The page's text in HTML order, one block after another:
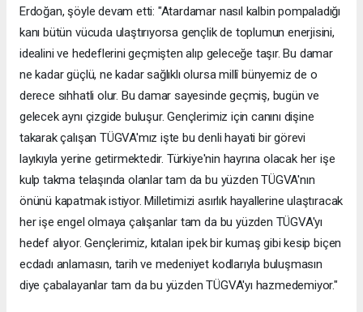
Erdoğan, şöyle devam etti: "Atardamar nasıl kalbin pompaladığı
kanı bütün vücuda ulaştırıyorsa gençlik de toplumun enerjisini,
idealini ve hedeflerini geçmişten alıp geleceğe taşır. Bu damar
ne kadar güçlü, ne kadar sağlıklı olursa millî bünyemiz de o
derece sıhhatli olur. Bu damar sayesinde geçmiş, bugün ve
gelecek aynı çizgide buluşur. Gençlerimiz için canını dişine
takarak çalışan TÜGVA'mız işte bu denli hayati bir görevi
layıkıyla yerine getirmektedir. Türkiye'nin hayrına olacak her işe
kulp takma telaşında olanlar tam da bu yüzden TÜGVA'nın
önünü kapatmak istiyor. Milletimizi asırlık hayallerine ulaştıracak
her işe engel olmaya çalışanlar tam da bu yüzden TÜGVA'yı
hedef alıyor. Gençlerimiz, kıtaları ipek bir kumaş gibi kesip biçen
ecdadı anlamasın, tarih ve medeniyet kodlarıyla buluşmasın
diye çabalayanlar tam da bu yüzden TÜGVA'yı hazmedemiyor."